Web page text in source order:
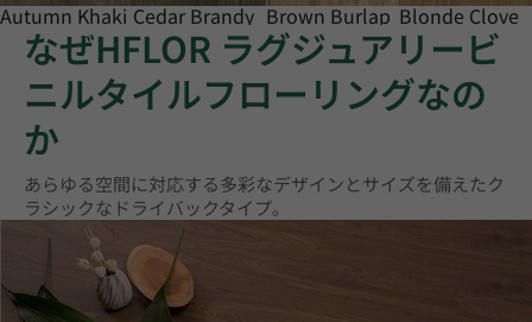
Autumn Khaki Cedar Brandy Brown Burlap Blonde Clove
なぜHFLOR ラグジュアリービ
ニルタイルフローリングなの
か
あらゆる空間に対応する多彩なデザインとサイズを備えたク
ラシックなドライバックタイプ。